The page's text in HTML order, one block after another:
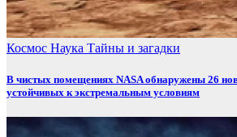
Космос Наука Тайны и загадки
В чистых помещениях NASA обнаружены 26
устойчивых к экстремальным условиям